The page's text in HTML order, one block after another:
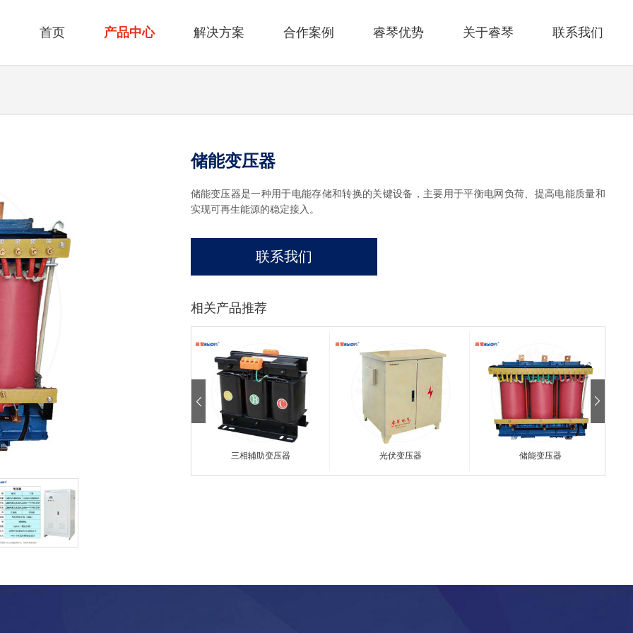
首页 产品中心 解决方案 合作案例 睿琴优势 关于睿琴 联系我们
储能变压器
储能变压器是一种用于电能存储和转换的关键设备，主要用于平衡电网负荷、提高电能质量和
实现可再生能源的稳定接入。
联系我们
相关产品推荐
三相辅助变压器 光伏变压器 储能变压器